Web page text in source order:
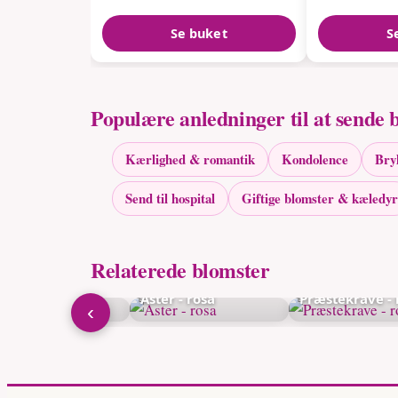
Se buket
Populære anledninger til at sende
Kærlighed & romantik Kondolence
Send til hospital Giftige blomster & kæledyr
Relaterede blomster
solhatt - rosa Aster - rosa Præstekrave -
‹